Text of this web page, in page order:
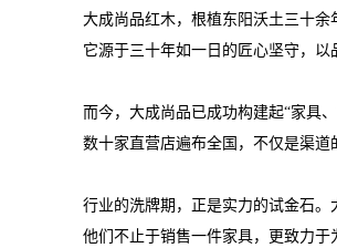
大成尚品红木，根植东阳沃土三十余
它源于三十年如一日的匠心坚守，
而今，大成尚品已成功构建起“家具
数十家直营店遍布全国，不仅是渠道
行业的洗牌期，正是实力的试金石。
他们不止于销售一件家具，更致力